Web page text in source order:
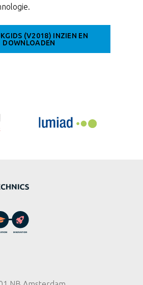
(V2018) INZIEN EN
DOWNLOADEN